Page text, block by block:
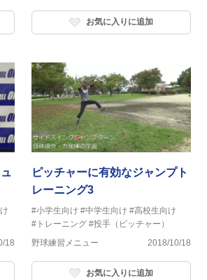
お気に入りに追加
18
ピッチャーに有効なジャンプト
レーニング3
#小学生向け #中学生向け #高校生向け
#トレーニング #投手（ピッチャー）
野球練習メニュー
2018/10/18
お気に入りに追加